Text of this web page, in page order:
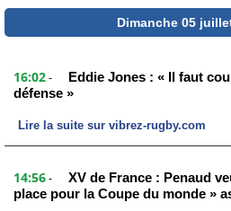
Dimanche 05
16:02 -
Eddie Jones : « Il faut
défense »
Lire la suite sur vibrez-rugby.com
14:56 -
XV de France : Penaud
place pour la Coupe du monde »